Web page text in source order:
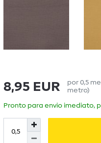
8,95 EUR por 0,5
metro)
Pronto para envio imediato,